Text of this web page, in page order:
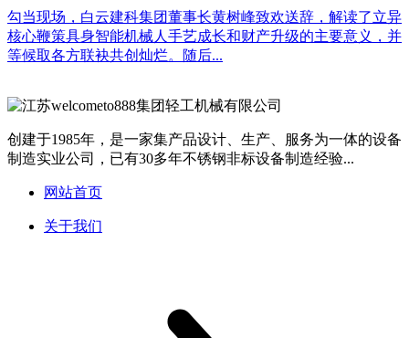
勾当现场，白云建科集团董事长黄树峰致欢送辞，解读了立异
核心鞭策具身智能机械人手艺成长和财产升级的主要意义，并
等候取各方联袂共创灿烂。随后...
创建于1985年，是一家集产品设计、生产、服务为一体的设备
制造实业公司，已有30多年不锈钢非标设备制造经验...
网站首页
关于我们